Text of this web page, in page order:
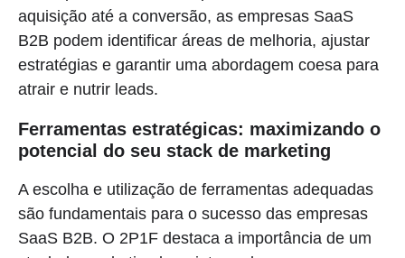
aquisição até a conversão, as empresas SaaS
B2B podem identificar áreas de melhoria, ajustar
estratégias e garantir uma abordagem coesa para
atrair e nutrir leads.
Ferramentas estratégicas: maximizando o
potencial do seu stack de marketing
A escolha e utilização de ferramentas adequadas
são fundamentais para o sucesso das empresas
SaaS B2B. O 2P1F destaca a importância de um